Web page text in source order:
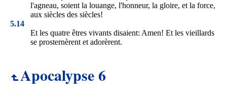
l'agneau, soient la louange, l'honneur, la gloire, et la force,
aux siècles des siècles!
5.14
Et les quatre êtres vivants disaient: Amen! Et les vieillards
se prosternèrent et adorèrent.
Apocalypse 6